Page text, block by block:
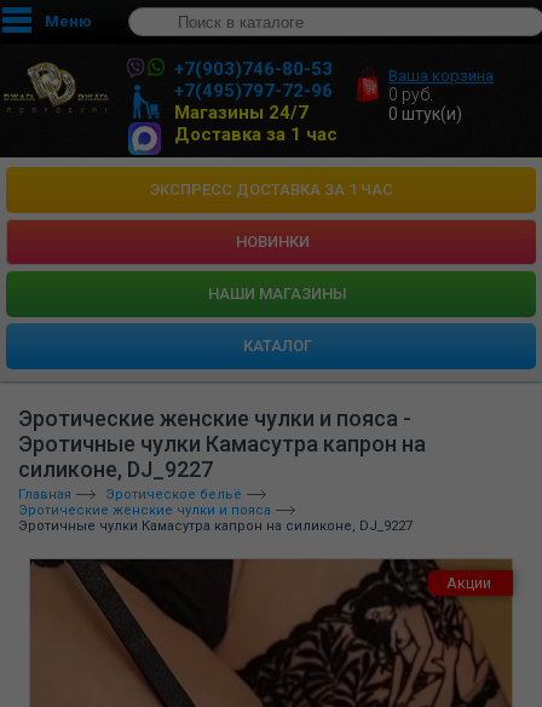
Меню
+7(903)746-80-53
+7(495)797-72-96
Магазины 24/7
Доставка за 1 час
Ваша корзина
0 руб.
0 штук(и)
ЭКСПРЕСС ДОСТАВКА ЗА 1 ЧАС
НОВИНКИ
HАШИ МАГАЗИНЫ
КАТАЛОГ
Эротические женские чулки и пояса -
Эротичные чулки Камасутра капрон на
силиконе, DJ_9227
Главная
Эротическое бельё
Эротические женские чулки и пояса
Эротичные чулки Камасутра капрон на силиконе, DJ_9227
Акции